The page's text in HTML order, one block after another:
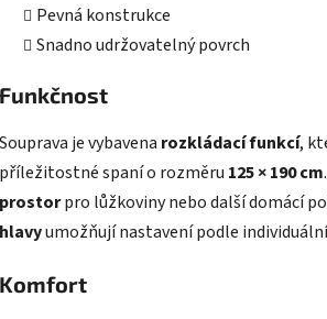
Pevná konstrukce
Snadno udržovatelný povrch
Funkčnost
Souprava je vybavena rozkládací funkcí,
příležitostné spaní o rozměru 125 × 190 cm
prostorpro lůžkoviny nebo další domácí
hlavyumožňují nastavení podle
Komfort